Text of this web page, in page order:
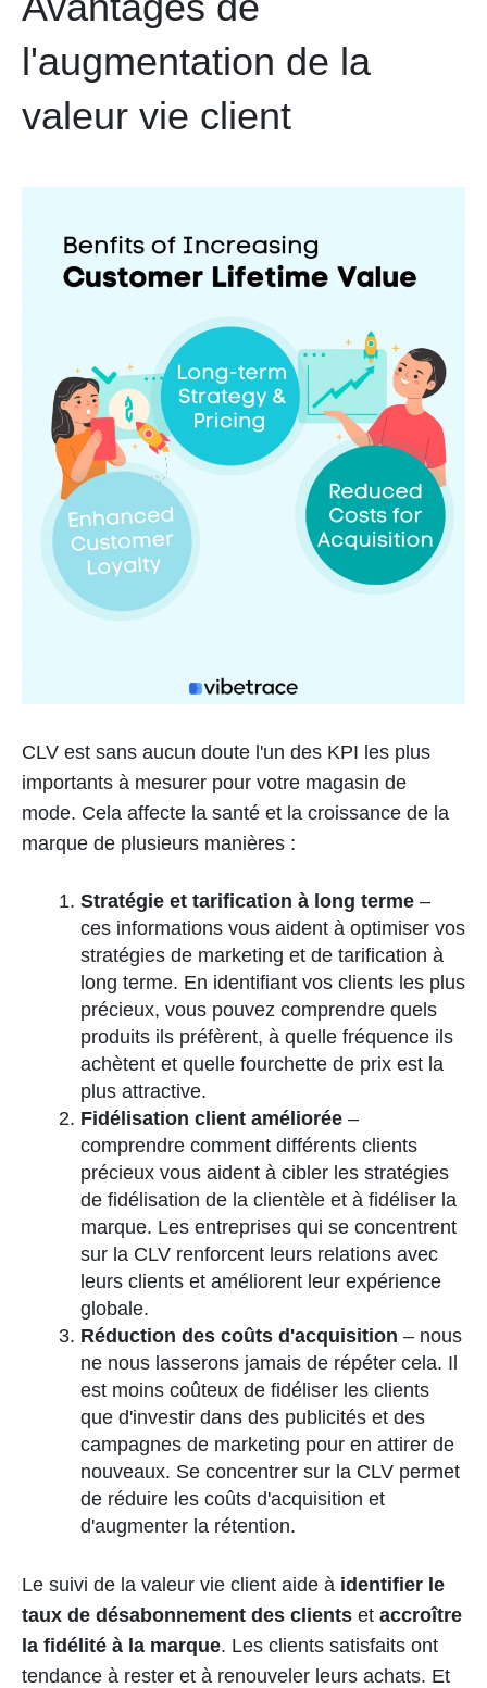
l'augmentation de la
valeur vie client
CLV est sans aucun doute l'un des KPI les plus
importants à mesurer pour votre magasin de
mode. Cela affecte la santé et la croissance de la
marque de plusieurs manières :
Stratégie et tarification à long terme –
ces informations vous aident à optimiser vos
stratégies de marketing et de tarification à
long terme. En identifiant vos clients les plus
précieux, vous pouvez comprendre quels
produits ils préfèrent, à quelle fréquence ils
achètent et quelle fourchette de prix est la
plus attractive.
Fidélisation client améliorée –
comprendre comment différents clients
précieux vous aident à cibler les stratégies
de fidélisation de la clientèle et à fidéliser la
marque. Les entreprises qui se concentrent
sur la CLV renforcent leurs relations avec
leurs clients et améliorent leur expérience
globale.
Réduction des coûts d'acquisition – nous
ne nous lasserons jamais de répéter cela. Il
est moins coûteux de fidéliser les clients
que d'investir dans des publicités et des
campagnes de marketing pour en attirer de
nouveaux. Se concentrer sur la CLV permet
de réduire les coûts d'acquisition et
d'augmenter la rétention.
Le suivi de la valeur vie client aide à identifier le
taux de désabonnement des clients et accroître
la fidélité à la marque. Les clients satisfaits ont
tendance à rester et à renouveler leurs achats. Et